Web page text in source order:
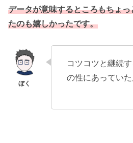
データが意味するところもちょ
たのも嬉しかったです。
コツコツと継続
の性にあってい